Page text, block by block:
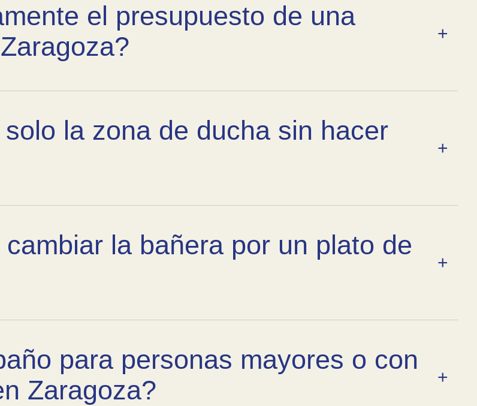
el presupuesto de una
la zona de ducha sin hacer
la bañera por un plato de
para personas mayores o con
Zaragoza?